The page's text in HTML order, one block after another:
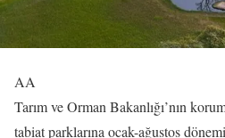
AA
Tarım ve Orman Bakanlığı’nın
tabiat parklarına ocak-ağustos